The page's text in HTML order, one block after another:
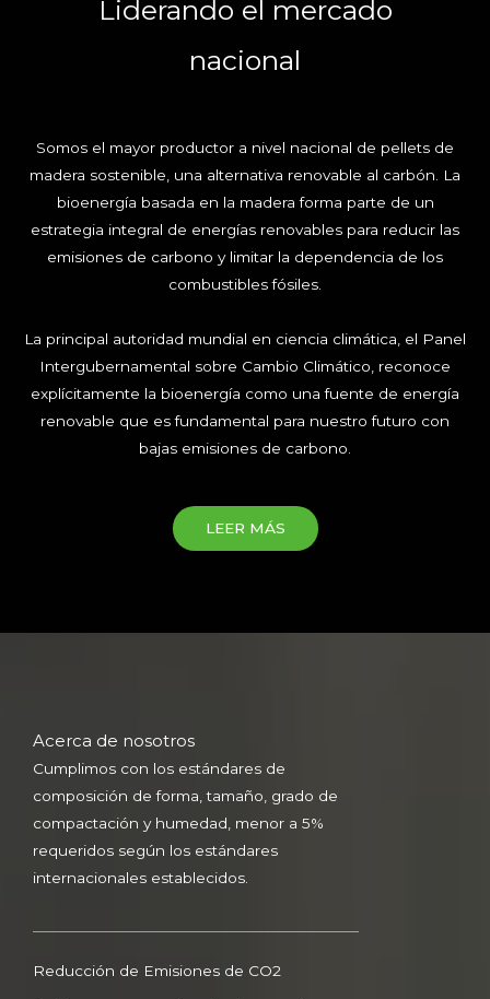
Liderando el mercado
nacional
Somos el mayor productor a nivel nacional de pellets de
madera sostenible, una alternativa renovable al carbón. La
bioenergía basada en la madera forma parte de un
estrategia integral de energías renovables para reducir las
emisiones de carbono y limitar la dependencia de los
combustibles fósiles.
La principal autoridad mundial en ciencia climática, el Panel
Intergubernamental sobre Cambio Climático, reconoce
explícitamente la bioenergía como una fuente de energía
renovable que es fundamental para nuestro futuro con
bajas emisiones de carbono.
LEER MÁS
Acerca de nosotros
Cumplimos con los estándares de
composición de forma, tamaño, grado de
compactación y humedad, menor a 5%
requeridos según los estándares
internacionales establecidos.
Reducción de Emisiones de CO2